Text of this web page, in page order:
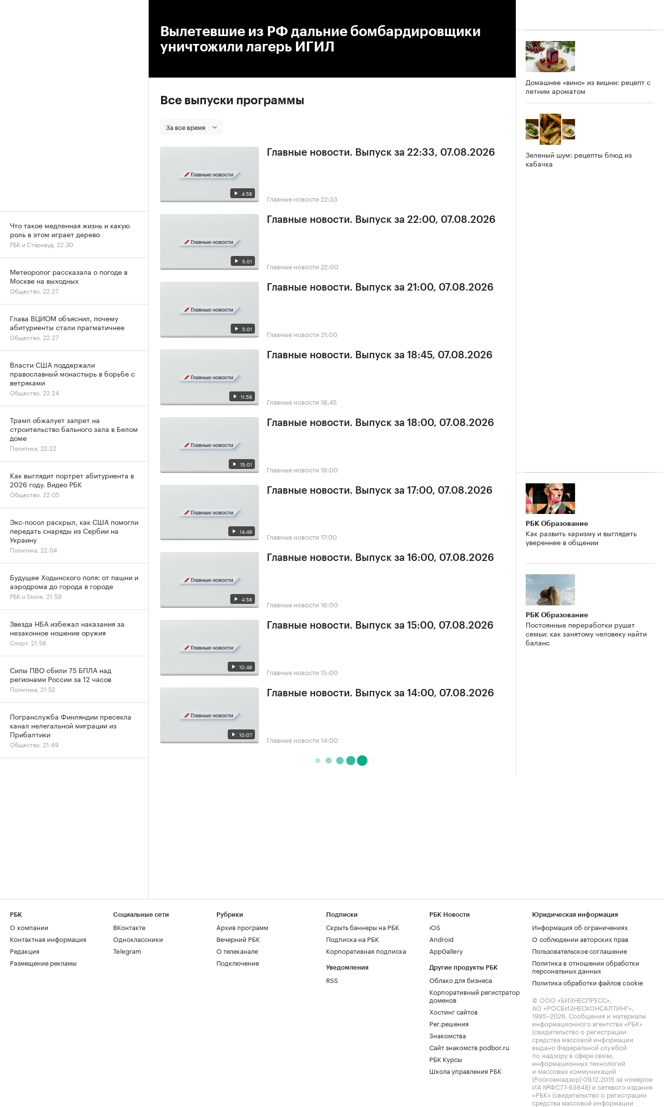
Вылетевшие из РФ дальние бомбардировщики
уничтожили лагерь ИГИЛ
Все выпуски программы
За все время
4:58
Главные новости. Выпуск за 22:33, 07.08.2026
Главные новости 22:33
5:01
Главные новости. Выпуск за 22:00, 07.08.2026
Главные новости 22:00
5:01
Главные новости. Выпуск за 21:00, 07.08.2026
Главные новости 21:00
11:58
Главные новости. Выпуск за 18:45, 07.08.2026
Главные новости 18:45
15:01
Главные новости. Выпуск за 18:00, 07.08.2026
Главные новости 18:00
14:49
Главные новости. Выпуск за 17:00, 07.08.2026
Главные новости 17:00
4:58
Главные новости. Выпуск за 16:00, 07.08.2026
Главные новости 16:00
10:48
Главные новости. Выпуск за 15:00, 07.08.2026
Главные новости 15:00
10:07
Главные новости. Выпуск за 14:00, 07.08.2026
Главные новости 14:00
Домашнее «вино» из вишни: рецепт с
летним ароматом
Зеленый шум: рецепты блюд из
кабачка
РБК Образование
Как развить харизму и выглядеть
увереннее в общении
РБК Образование
Постоянные переработки рушат
семьи: как занятому человеку найти
баланс
Что такое медленная жизнь и какую
роль в этом играет дерево
РБК и Старквуд, 22:30
Метеоролог рассказала о погоде в
Москве на выходных
Общество, 22:27
Глава ВЦИОМ объяснил, почему
абитуриенты стали прагматичнее
Общество, 22:27
Власти США поддержали
православный монастырь в борьбе с
ветряками
Общество, 22:24
Трамп обжалует запрет на
строительство бального зала в Белом
доме
Политика, 22:22
Как выглядит портрет абитуриента в
2026 году. Видео РБК
Общество, 22:05
Экс-посол раскрыл, как США помогли
передать снаряды из Сербии на
Украину
Политика, 22:04
Будущее Ходынского поля: от пашни и
аэродрома до города в городе
РБК и Stone, 21:59
Звезда НБА избежал наказания за
незаконное ношение оружия
Спорт, 21:58
Силы ПВО сбили 75 БПЛА над
регионами России за 12 часов
Политика, 21:52
Погранслужба Финляндии пресекла
канал нелегальной миграции из
Прибалтики
Общество, 21:49
РБК
О компании
Контактная информация
Редакция
Размещение рекламы
Социальные сети
ВКонтакте
Одноклассники
Telegram
Рубрики
Архив программ
Вечерний РБК
О телеканале
Подключение
Подписки
Скрыть баннеры на РБК
Подписка на РБК
Корпоративная подписка
Уведомления
RSS
РБК Новости
iOS
Android
AppGallery
Другие продукты РБК
Облако для бизнеса
Корпоративный регистратор
доменов
Хостинг сайтов
Рег.решения
Знакомства
Сайт знакомств podbor.ru
РБК Курсы
Школа управления РБК
Юридическая информация
Информация об ограничениях
О соблюдении авторских прав
Пользовательское соглашение
Политика в отношении обработки
персональных данных
Политика обработки файлов cookie
© ООО «БИЗНЕСПРЕСС»,
АО «РОСБИЗНЕСКОНСАЛТИНГ»,
1995–2026. Сообщения и материалы
информационного агентства «РБК»
(свидетельство о регистрации
средства массовой информации
выдано Федеральной службой
по надзору в сфере связи,
информационных технологий
и массовых коммуникаций
(Роскомнадзор) 09.12.2015 за номером
ИА №ФС77-63848) и сетевого издания
«РБК» (свидетельство о регистрации
средства массовой информации